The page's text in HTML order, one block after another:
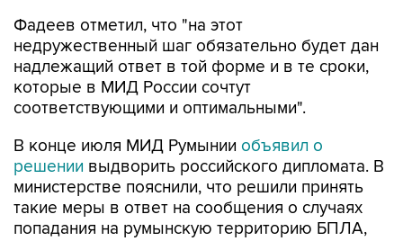
Фадеев отметил, что "на этот
недружественный шаг обязательно будет дан
надлежащий ответ в той форме и в те сроки,
которые в МИД России сочтут
соответствующими и оптимальными".
В конце июля МИД Румынии объявил о
решении выдворить российского дипломата. В
министерстве пояснили, что решили принять
такие меры в ответ на сообщения о случаях
попадания на румынскую территорию БПЛА,